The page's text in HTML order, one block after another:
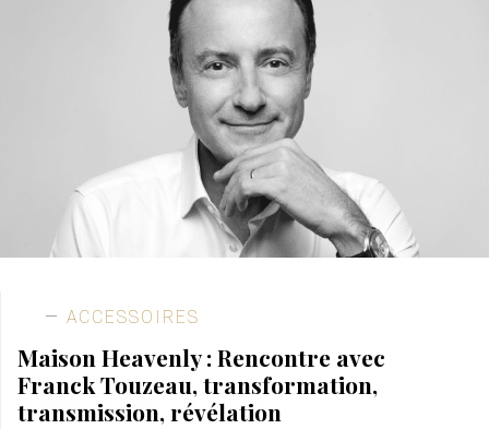
ACCESSOIRES
Maison Heavenly : Rencontre avec
Franck Touzeau, transformation,
transmission, révélation